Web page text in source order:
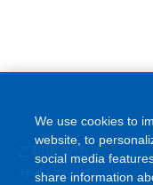
ご利用条件
サイトマップ
We use cookies to
website, to
social media
share information